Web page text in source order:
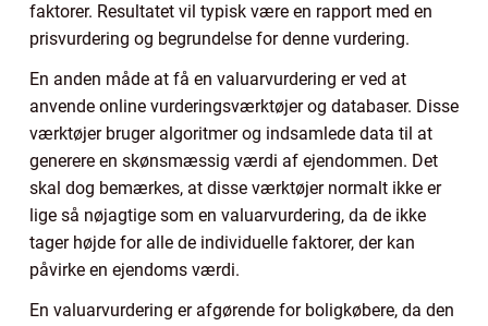
faktorer. Resultatet vil typisk være en rapport med en
prisvurdering og begrundelse for denne vurdering.
En anden måde at få en valuarvurdering er ved at
anvende online vurderingsværktøjer og databaser. Disse
værktøjer bruger algoritmer og indsamlede data til at
generere en skønsmæssig værdi af ejendommen. Det
skal dog bemærkes, at disse værktøjer normalt ikke er
lige så nøjagtige som en valuarvurdering, da de ikke
tager højde for alle de individuelle faktorer, der kan
påvirke en ejendoms værdi.
En valuarvurdering er afgørende for boligkøbere, da den